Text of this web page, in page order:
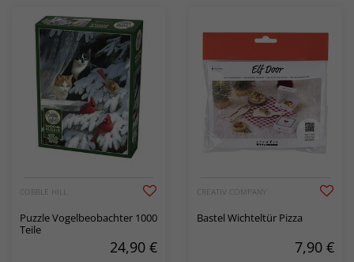
COBBLE HILL
Puzzle Vogelbeobachter 1000
Teile
24,90 €
CREATIV COMPANY
Bastel Wichteltür Pizza
7,90 €